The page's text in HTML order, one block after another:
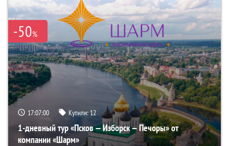
-50%
17:06:59 Купили:12
1-дневный тур «Псков — Изборск — Печоры» от
компании «Шарм»